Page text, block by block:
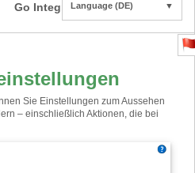
Go Integrator CE
Language (DE) ▼
Sie Einstellungen zum Aussehen
– einschließlich Aktionen, die bei